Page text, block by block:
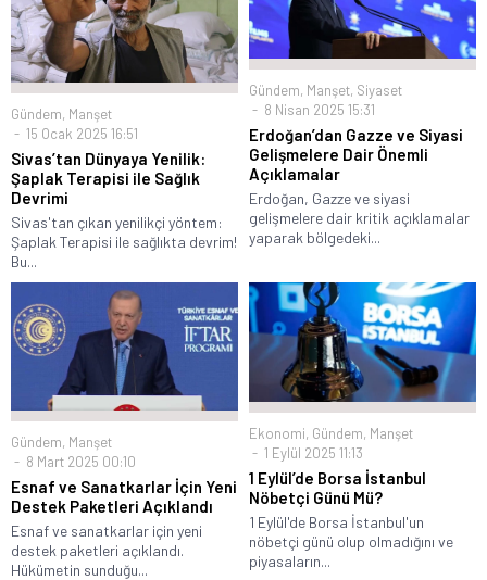
Gündem, Manşet
15 Ocak 2025 16:51
Sivas’tan Dünyaya Yenilik:
Şaplak Terapisi ile Sağlık
Devrimi
Sivas'tan çıkan yenilikçi yöntem:
Şaplak Terapisi ile sağlıkta devrim!
Bu...
Gündem, Manşet, Siyaset
8 Nisan 2025 15:31
Erdoğan’dan Gazze ve Siyasi
Gelişmelere Dair Önemli
Açıklamalar
Erdoğan, Gazze ve siyasi
gelişmelere dair kritik açıklamalar
yaparak bölgedeki...
Gündem, Manşet
8 Mart 2025 00:10
Esnaf ve Sanatkarlar İçin Yeni
Destek Paketleri Açıklandı
Esnaf ve sanatkarlar için yeni
destek paketleri açıklandı.
Hükümetin sunduğu...
Ekonomi, Gündem, Manşet
1 Eylül 2025 11:13
1 Eylül’de Borsa İstanbul
Nöbetçi Günü Mü?
1 Eylül'de Borsa İstanbul'un
nöbetçi günü olup olmadığını ve
piyasaların...